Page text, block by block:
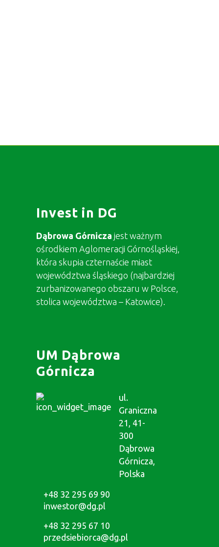
Invest in DG
Dąbrowa Górnicza jest ważnym
ośrodkiem Aglomeracji Górnośląskiej,
która skupia czternaście miast
województwa śląskiego (najbardziej
zurbanizowanego obszaru w Polsce,
stolica województwa – Katowice).
UM Dąbrowa
Górnicza
ul.
Graniczna
21, 41-
300
Dąbrowa
Górnicza,
Polska
+48 32 295 69 90
inwestor@dg.pl
+48 32 295 67 10
przedsiebiorca@dg.pl